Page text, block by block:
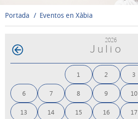
Portada Eventos en Xàbia
2026
Julio
1 2 3
6 7 8 9 10
13 14 15 16 17